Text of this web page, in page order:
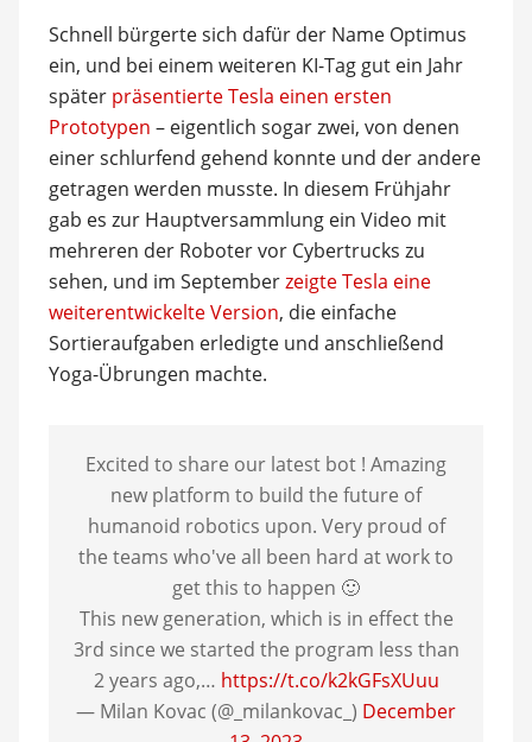
Schnell bürgerte sich dafür der Name Optimus
ein, und bei einem weiteren KI-Tag gut ein Jahr
später präsentierte Tesla einen ersten
Prototypen – eigentlich sogar zwei, von denen
einer schlurfend gehend konnte und der andere
getragen werden musste. In diesem Frühjahr
gab es zur Hauptversammlung ein Video mit
mehreren der Roboter vor Cybertrucks zu
sehen, und im Septemberzeigte Tesla eine
weiterentwickelte Version, die einfache
Sortieraufgaben erledigte und anschließend
Yoga-Übrungen machte.
Excited to share our latest bot ! Amazing
new platform to build the future of
humanoid robotics upon. Very proud of
the teams who've all been hard at work to
get this to happen 🙂
This new generation, which is in effect the
3rd since we started the program less than
2 years ago,… https://t.co/k2kGFsXUuu
— Milan Kovac (@_milankovac_) December